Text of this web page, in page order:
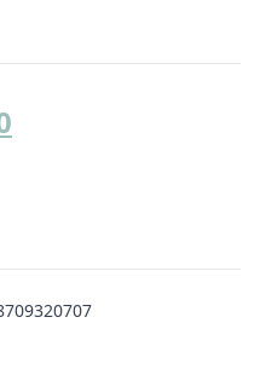
kr. 475,00.